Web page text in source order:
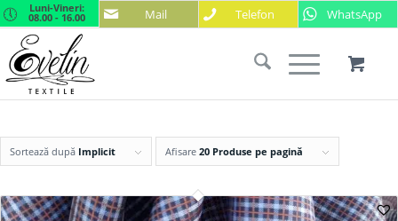
Mail Telefon WhatsApp
Luni-Vineri:
08.00 - 16.00
Sortează după Implicit Afisare 20 Produse pe pagină